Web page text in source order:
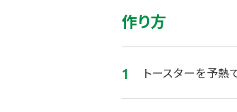
作り方
トースターを予熱